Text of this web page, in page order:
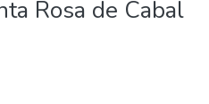
Rosa de Cabal